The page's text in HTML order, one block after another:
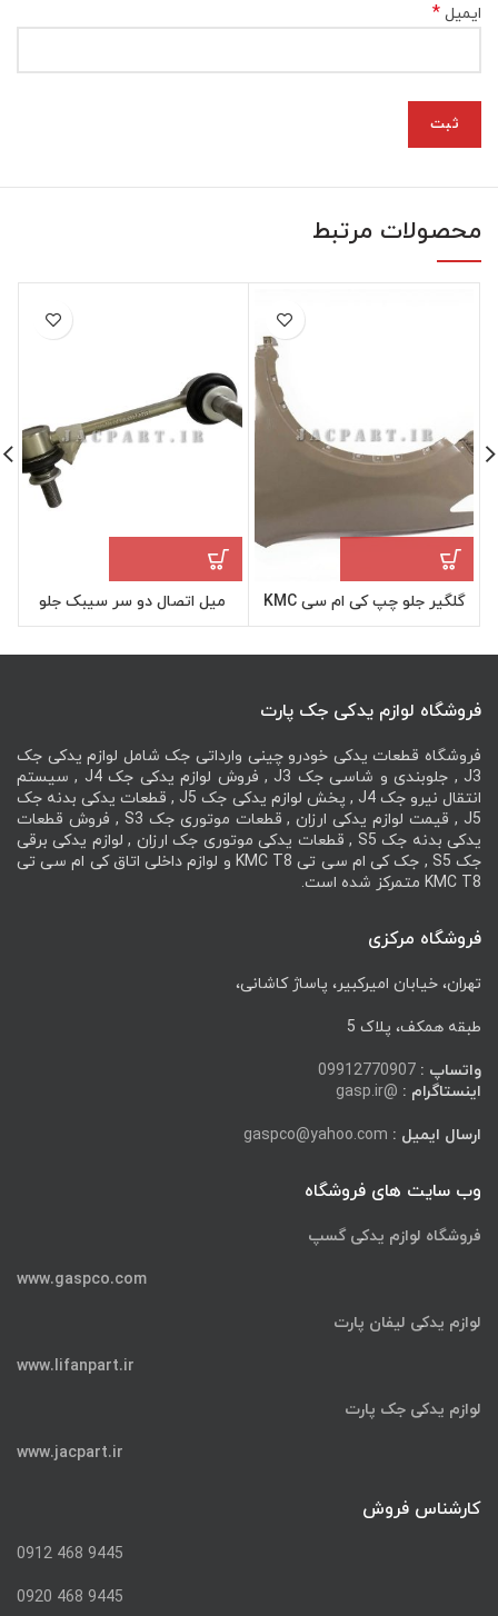
ایمیل *
محصولات مرتبط
گلگیر جلو چپ کی ام سی KMC
K7
میل اتصال دو سر سیبک جلو
راست کی ام سی KMC T8
فروشگاه لوازم یدکی جک پارت
فروشگاه قطعات یدکی خودرو چینی وارداتی جک شامل لوازم یدکی جک
J3 , جلوبندی و شاسی جک J3 , فروش لوازم یدکی جک J4 , سیستم
انتقال نیرو جک J4 , پخش لوازم یدکی جک J5 , قطعات یدکی بدنه جک
J5 , قیمت لوازم یدکی ارزان , قطعات موتوری جک S3 , فروش قطعات
یدکی بدنه جک S5 , قطعات یدکی موتوری جک ارزان , لوازم یدکی برقی
جک S5 , جک کی ام سی تی KMC T8 و لوازم داخلی اتاق کی ام سی تی
KMC T8 متمرکز شده است.
فروشگاه مرکزی
تهران، خیابان امیرکبیر، پاساژ کاشانی،
طبقه همکف، پلاک 5
واتساپ : 09912770907
اینستاگرام : @gasp.ir
ارسال ایمیل : gaspco@yahoo.com
وب سایت های فروشگاه
فروشگاه لوازم یدکی گسپ
www.gaspco.com
لوازم یدکی لیفان پارت
www.lifanpart.ir
لوازم یدکی جک پارت
www.jacpart.ir
کارشناس فروش
9445 468 0912
9445 468 0920